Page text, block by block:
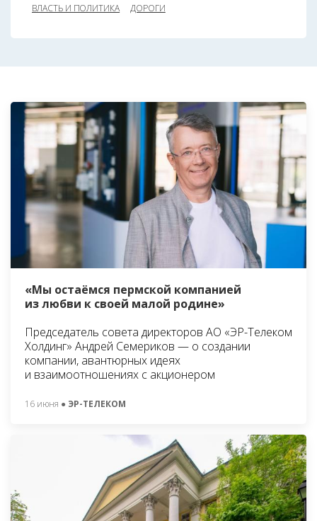
ВЛАСТЬ И ПОЛИТИКА ДОРОГИ
«Мы остаёмся пермской компанией
из любви к своей малой родине»
Председатель совета директоров АО «ЭР-Телеком
Холдинг» Андрей Семериков — о создании
компании, авантюрных идеях
и взаимоотношениях с акционером
16 июня ● ЭР-ТЕЛЕКОМ